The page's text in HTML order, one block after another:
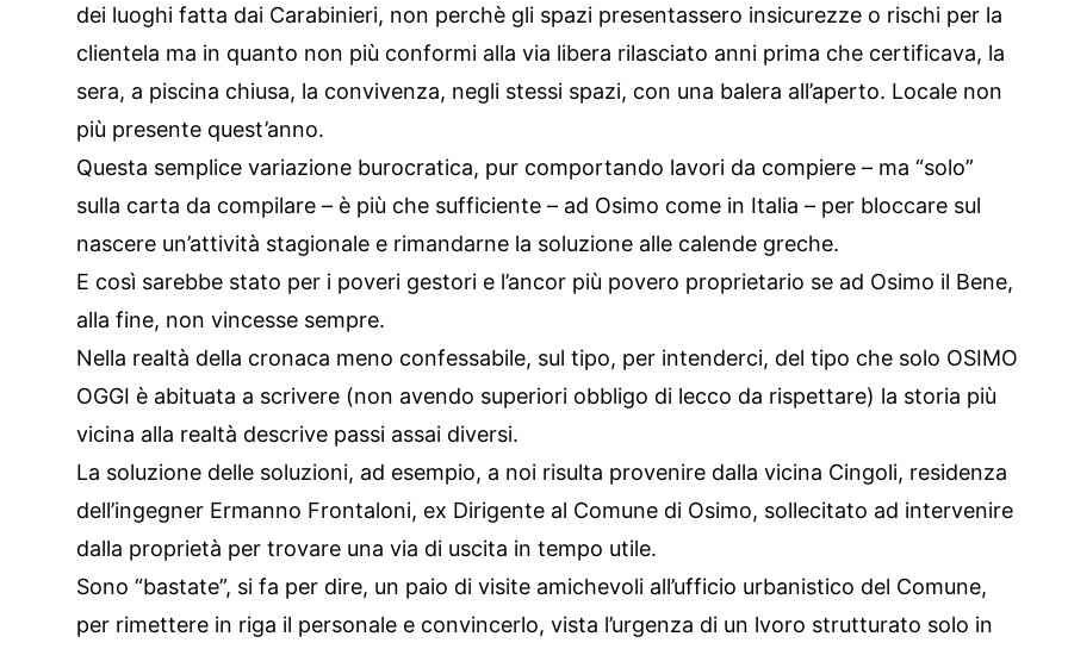
dei luoghi fatta dai Carabinieri, non perchè gli spazi presentassero insicurezze o rischi per la
clientela ma in quanto non più conformi alla via libera rilasciato anni prima che certificava, la
sera, a piscina chiusa, la convivenza, negli stessi spazi, con una balera all’aperto. Locale non
più presente quest’anno.
Questa semplice variazione burocratica, pur comportando lavori da compiere – ma “solo”
sulla carta da compilare – è più che sufficiente – ad Osimo come in Italia – per bloccare sul
nascere un’attività stagionale e rimandarne la soluzione alle calende greche.
E così sarebbe stato per i poveri gestori e l’ancor più povero proprietario se ad Osimo il Bene,
alla fine, non vincesse sempre.
Nella realtà della cronaca meno confessabile, sul tipo, per intenderci, del tipo che solo OSIMO
OGGI è abituata a scrivere (non avendo superiori obbligo di lecco da rispettare) la storia più
vicina alla realtà descrive passi assai diversi.
La soluzione delle soluzioni, ad esempio, a noi risulta provenire dalla vicina Cingoli, residenza
dell’ingegner Ermanno Frontaloni, ex Dirigente al Comune di Osimo, sollecitato ad intervenire
dalla proprietà per trovare una via di uscita in tempo utile.
Sono “bastate”, si fa per dire, un paio di visite amichevoli all’ufficio urbanistico del Comune,
per rimettere in riga il personale e convincerlo, vista l’urgenza di un lvoro strutturato solo in